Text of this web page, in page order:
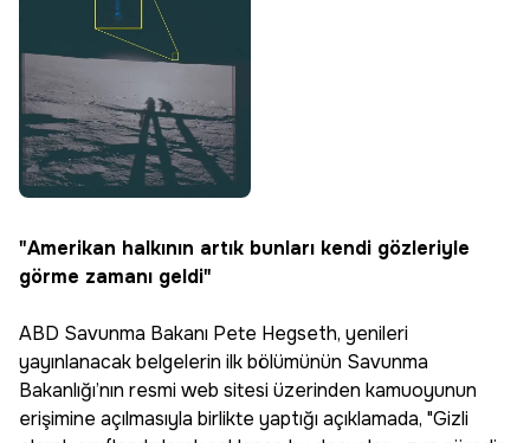
"Amerikan halkının artık bunları kendi gözleriyle
görme zamanı geldi"
ABD Savunma Bakanı Pete Hegseth, yenileri
yayınlanacak belgelerin ilk bölümünün Savunma
Bakanlığı’nın resmi web sitesi üzerinden kamuoyunun
erişimine açılmasıyla birlikte yaptığı açıklamada, "Gizli